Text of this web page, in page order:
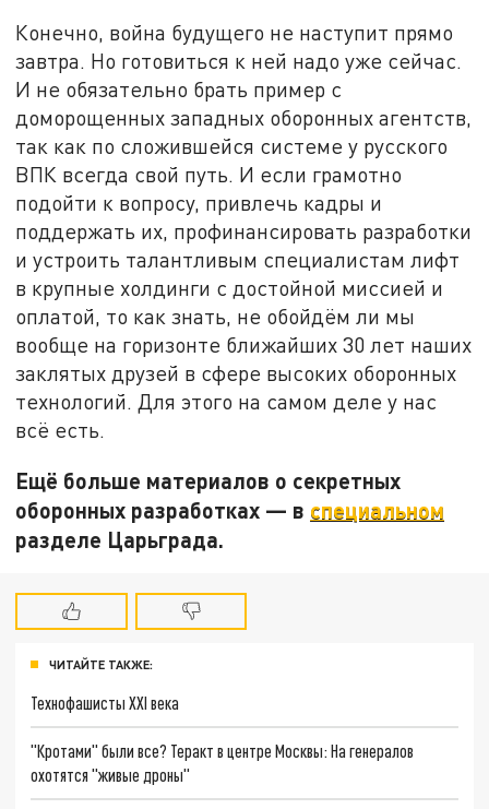
Конечно, война будущего не наступит прямо
завтра. Но готовиться к ней надо уже сейчас.
И не обязательно брать пример с
доморощенных западных оборонных агентств,
так как по сложившейся системе у русского
ВПК всегда свой путь. И если грамотно
подойти к вопросу, привлечь кадры и
поддержать их, профинансировать разработки
и устроить талантливым специалистам лифт
в крупные холдинги с достойной миссией и
оплатой, то как знать, не обойдём ли мы
вообще на горизонте ближайших 30 лет наших
заклятых друзей в сфере высоких оборонных
технологий. Для этого на самом деле у нас
всё есть.
Ещё больше материалов о секретных
оборонных разработках — в специальном
разделе Царьграда.
ЧИТАЙТЕ ТАКЖЕ:
Технофашисты XXI века
"Кротами" были все? Теракт в центре Москвы: На генералов
охотятся "живые дроны"